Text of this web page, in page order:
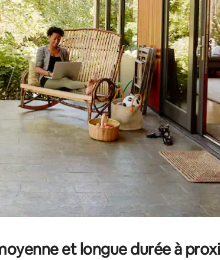
vers le bas pour les parcourir ou en appuyant et en
et longue durée à